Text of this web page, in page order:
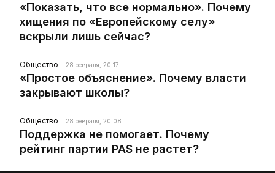
«Показать, что все нормально». Почему
хищения по «Европейскому селу»
вскрыли лишь сейчас?
Общество 28 февраля, 20:17
«Простое объяснение». Почему власти
закрывают школы?
Общество 28 февраля, 20:08
Поддержка не помогает. Почему
рейтинг партии PAS не растет?